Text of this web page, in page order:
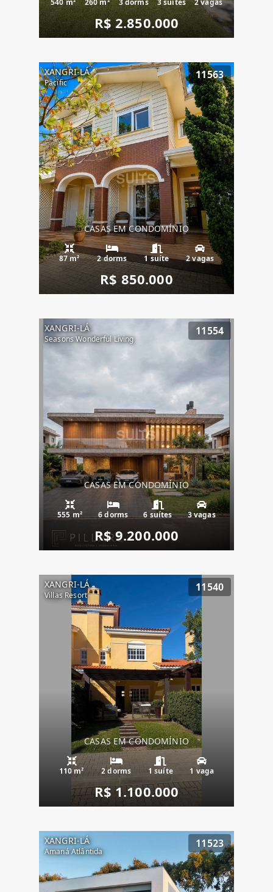
R$ 2.850.000
XANGRI-LÁ
Pacific
11563
CASAS EM CONDOMÍNIO
87 m² 2 dorms 1 suíte 2 vagas
R$ 850.000
XANGRI-LÁ
Seasons Wonderful Living
11554
CASAS EM CONDOMÍNIO
555 m² 6 dorms 6 suítes 3 vagas
R$ 9.200.000
XANGRI-LÁ
Villas Resort
11540
CASAS EM CONDOMÍNIO
110 m² 2 dorms 1 suíte 1 vaga
R$ 1.100.000
XANGRI-LÁ
Amaná Atlântida
11523